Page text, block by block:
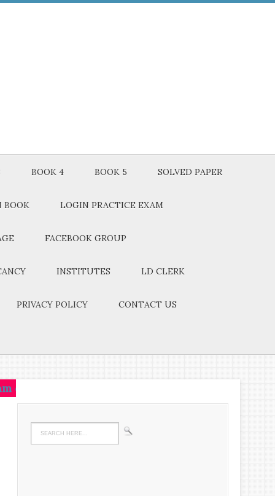
BOOK 4 BOOK 5 SOLVED PAPER
BOOK LOGIN PRACTICE EXAM
FACEBOOK GROUP
INSTITUTES LD CLERK
PRIVACY POLICY CONTACT US
that idea.Let the brain,muscles,nerves,every